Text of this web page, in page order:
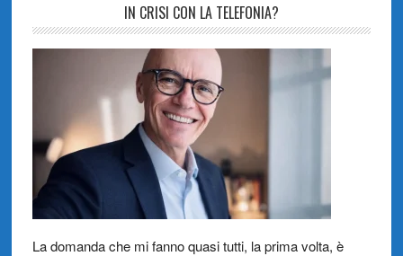
IN CRISI CON LA TELEFONIA?
La domanda che mi fanno quasi tutti, la prima volta, è